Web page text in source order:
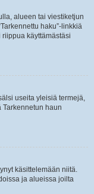
alueen tai viestiketjun
haku”-linkkiä
käyttämästäsi
useita yleisiä termejä,
haun
käsittelemään niitä.
ja alueissa joilta